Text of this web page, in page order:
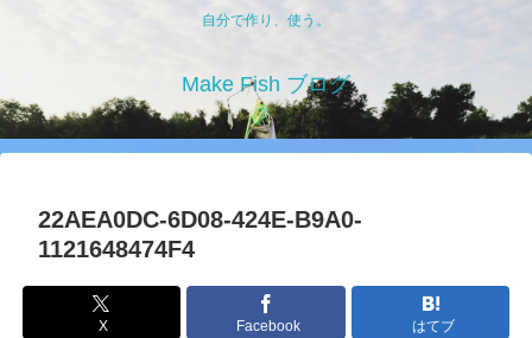
自分で作り、使う。
Make Fish ブログ
22AEA0DC-6D08-424E-B9A0-
1121648474F4
X Facebook はてブ